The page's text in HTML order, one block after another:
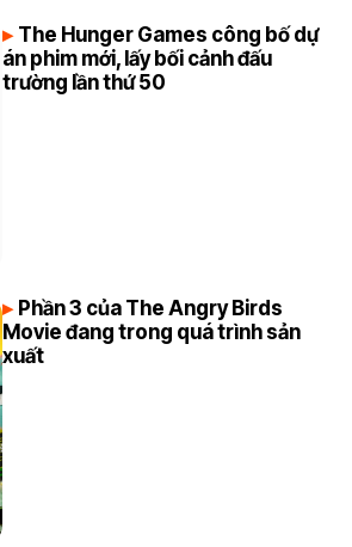
The Hunger Games công bố dự
án phim mới, lấy bối cảnh đấu
trường lần thứ 50
Phần 3 của The Angry Birds
Movie đang trong quá trình sản
xuất